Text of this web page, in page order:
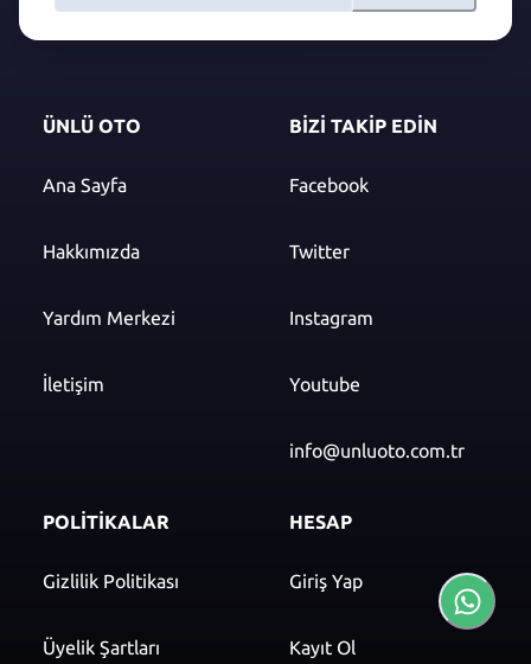
ÜNLÜ OTO
Ana Sayfa
Hakkımızda
Yardım Merkezi
İletişim
BİZİ TAKİP EDİN
Facebook
Twitter
Instagram
Youtube
info@unluoto.com.tr
POLİTİKALAR
Gizlilik Politikası
Üyelik Şartları
HESAP
Giriş Yap
Kayıt Ol